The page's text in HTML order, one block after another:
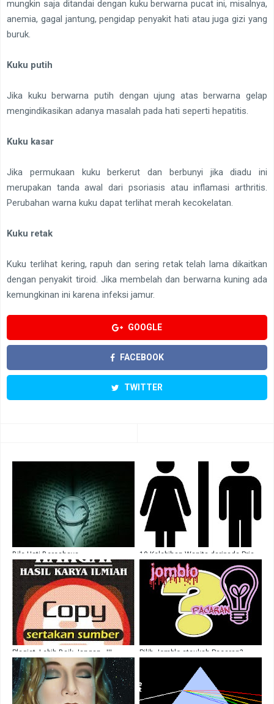
mungkin saja ditandai dengan kuku berwarna pucat ini, misalnya,
anemia, gagal jantung, pengidap penyakit hati atau juga gizi yang
buruk.
Kuku putih
Jika kuku berwarna putih dengan ujung atas berwarna gelap
mengindikasikan adanya masalah pada hati seperti hepatitis.
Kuku kasar
Jika permukaan kuku berkerut dan berbunyi jika diadu ini
merupakan tanda awal dari psoriasis atau inflamasi arthritis.
Perubahan warna kuku dapat terlihat merah kecokelatan.
Kuku retak
Kuku terlihat kering, rapuh dan sering retak telah lama dikaitkan
dengan penyakit tiroid. Jika membelah dan berwarna kuning ada
kemungkinan ini karena infeksi jamur.
GOOGLE
FACEBOOK
TWITTER
Bila Hati Bercahaya 10 Kelebihan Wanita daripada Pria
Plagiat, Lebih Baik Jangan...!!! Pilih Jomblo ataukah Pacaran?